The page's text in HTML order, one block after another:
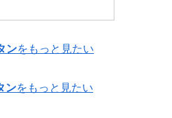
ンをもっと見たい
ンをもっと見たい